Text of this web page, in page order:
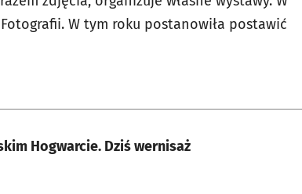
W tym roku postanowiła postawić
Hogwarcie. Dziś wernisaż